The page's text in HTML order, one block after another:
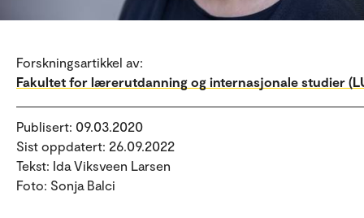
Forskningsartikkel av:
Fakultet for lærerutdanning og internasjonale studier
Publisert: 09.03.2020
Sist oppdatert: 26.09.2022
Tekst: Ida Viksveen Larsen
Foto: Sonja Balci